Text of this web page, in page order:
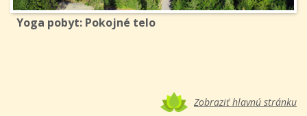
Yoga pobyt: Pokojné telo
Zobraziť hlavnú stránku